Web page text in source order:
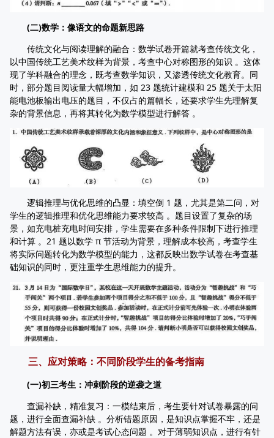
(二)数学：像语文的命题新思路
传统文化与阅读理解的融合：数学试卷开篇就考查传统文化，
以中国传统工艺美术纹样为背景，考查中心对称图形的知识 。这体
现了学科融合的理念，既考查数学知识，又渗透传统文化教育。同
时，部分题目阅读量大幅增加，如 23 题统计建模和 25 题关于太阳
能电池板输出电压的题目，不仅占的篇幅长，还要求学生先理解复
杂的背景信息，再将其转化为数学模型进行解答 。
逻辑推理与优化思维的凸显：填空倒 1 题，尤其是第二问，对
学生的逻辑推理和优化思维能力要求较高 。题目设置了复杂的场
景，如充电桩充电时间安排，学生需要在多种条件限制下进行推理
和计算 。21 题以数学 π 节活动为背景，理解成本较高，考查学生
将实际问题转化为数学模型的能力，这都反映出数学试卷在考查基
础知识的同时，更注重学生思维能力的提升。
三、应对策略：不同阶段学生的备考指南
(一)初三考生：冲刺阶段的逆袭之道
查漏补缺，精准复习：一模结束后，考生要针对试卷暴露的问
题，进行全面查漏补缺 。分析错题原因，是知识点掌握不牢，还是
解题方法有误，亦或是考试心态问题 。对于薄弱知识点，进行有针